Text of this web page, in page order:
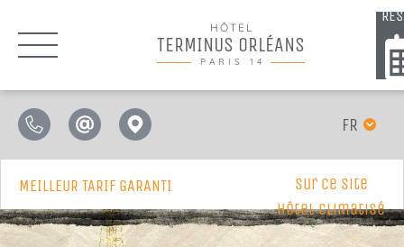
HÔTEL
TERMINUS ORLÉANS
PARIS 14
FR
MEILLEUR TARIF GARANTI
sur ce site
Hôtel Climatisé